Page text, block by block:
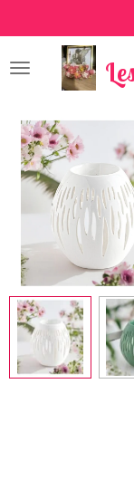
au
contenu
principal